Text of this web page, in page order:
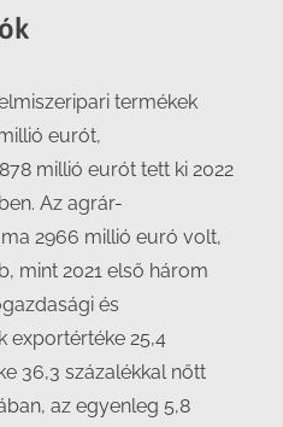
termékek
eurót,
millió eurót tett ki 2022
Az agrár-
2966 millió euró volt,
mint 2021 első három
és
exportértéke 25,4
36,3 százalékkal nőtt
az egyenleg 5,8